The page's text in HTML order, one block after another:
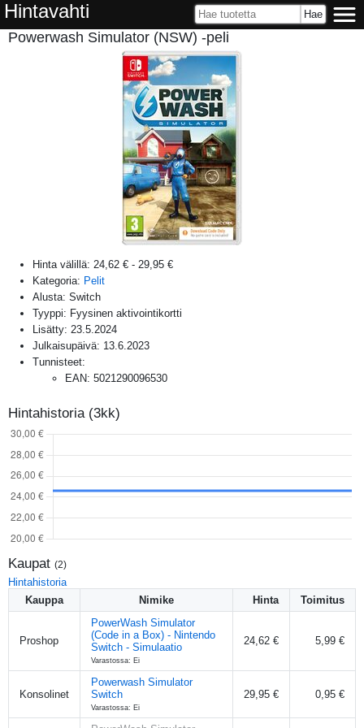
Hintavahti
Powerwash Simulator (NSW) -peli
Hinta välillä: 24,62 € - 29,95 €
Kategoria: Pelit
Alusta: Switch
Tyyppi: Fyysinen aktivointikortti
Lisätty: 23.5.2024
Julkaisupäivä: 13.6.2023
Tunnisteet:
EAN: 5021290096530
Hintahistoria (3kk)
Kaupat (2)
Hintahistoria
Kauppa
Nimike Hinta Toimitus
Proshop
PowerWash Simulator
(Code in a Box) - Nintendo
Switch - Simulaatio
Varastossa: Ei
24,62 € 5,99 €
Konsolinet
Powerwash Simulator
Switch
Varastossa: Ei
29,95 € 0,95 €